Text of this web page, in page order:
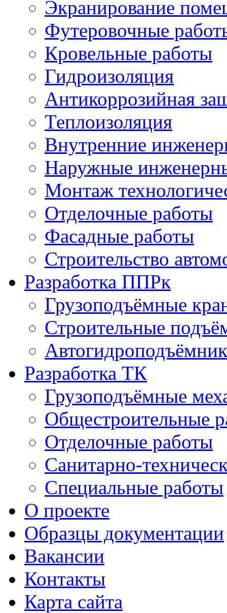
Экранирование
Футеровочные
Кровельные работы
Гидроизоляция
Антикоррозийная
Теплоизоляция
Внутренние
Наружные
Монтаж
Отделочные работы
Фасадные работы
Строительство
Разработка ППРк
Грузоподъёмные
Строительные
Разработка ТК
Грузоподъёмные
Общестроительные
Отделочные работы
Санитарно-
Специальные работы
О проекте
Образцы документации
Вакансии
Контакты
Карта сайта